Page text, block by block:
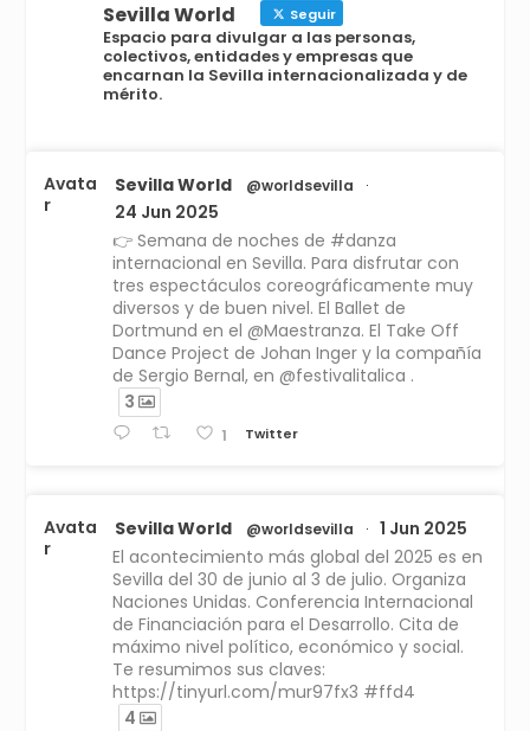
Sevilla World Seguir
Espacio para divulgar a las personas,
colectivos, entidades y empresas que
encarnan la Sevilla internacionalizada y de
mérito.
Avata
r
Sevilla World @worldsevilla ·
24 Jun 2025
👉 Semana de noches de #danza
internacional en Sevilla. Para disfrutar con
tres espectáculos coreográficamente muy
diversos y de buen nivel. El Ballet de
Dortmund en el @Maestranza. El Take Off
Dance Project de Johan Inger y la compañía
de Sergio Bernal, en @festivalitalica .
3
1 Twitter
Avata
r
Sevilla World @worldsevilla ·
1 Jun 2025
El acontecimiento más global del 2025 es en
Sevilla del 30 de junio al 3 de julio. Organiza
Naciones Unidas. Conferencia Internacional
de Financiación para el Desarrollo. Cita de
máximo nivel político, económico y social.
Te resumimos sus claves:
https://tinyurl.com/mur97fx3 #ffd4
4